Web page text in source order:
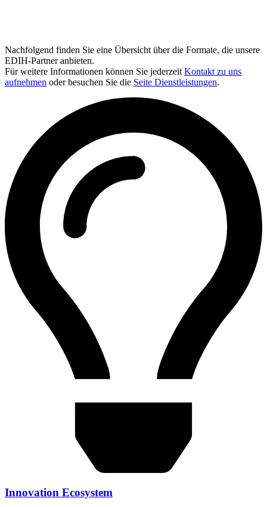
Nachfolgend finden Sie eine Übersicht über die Formate, die unsere
EDIH-Partner anbieten.
Für weitere Informationen können Sie jederzeit Kontakt zu uns
aufnehmen oder besuchen Sie die Seite Dienstleistungen.
Innovation Ecosystem